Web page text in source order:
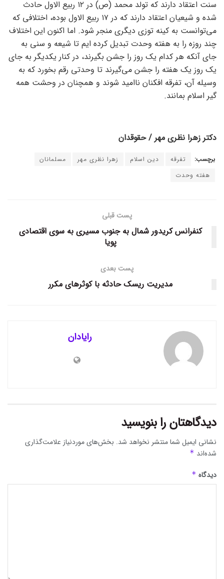
سنت اعتقاد دارند که تولد محمد (ص) در ۱۲ ربیع الاول حادث
شده و شیعیان اعتقاد دارند که در ۱۷ ربیع الاول بوده، اختلافی که
می‌توانست به کینه توزی دیگری منجر شود. اما اکنون این اختلاف
چند روزه را به هفته وحدت تبدیل کرده ایم تا شیعه و سنی به
جای آنکه هر کدام یک روز را جشن بگیرند، در کنار یکدیگر به جای
یک روز یک هفته را جشن می‌گیرند تا وحدتی رقم بخورد که به
وسیله آن، تفرقه افکنان ناامید شوند و همچنان در وحشت همه
گیر اسلام بمانند.
دکتر زهرا نظری مهر / حقوقدان
برچسب: تفرقه دین اسلام زهرا نظری مهر
مسلمانان
هفته وحدت
پست قبلی
کنفرانس کریدور شمال به جنوب مسیری به سوی اقتصادی
پویا
پست بعدی
مدیریت ریسک حادثه با کوثر‌های مکرر
رایادان
دیدگاهتان را بنویسید
نشانی ایمیل شما منتشر نخواهد شد. بخش‌های موردنیاز علامت‌گذاری
شده‌اند *
دیدگاه *